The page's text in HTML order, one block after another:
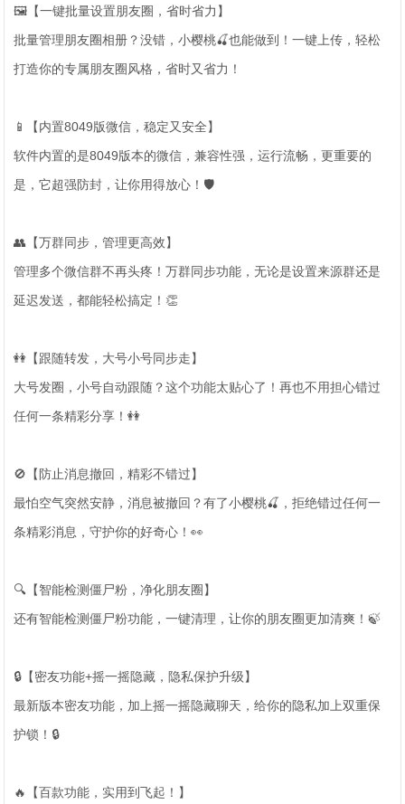
🖼️【一键批量设置朋友圈，省时省力】
批量管理朋友圈相册？没错，小樱桃🍒也能做到！一键上传，轻松
打造你的专属朋友圈风格，省时又省力！
📱【内置8049版微信，稳定又安全】
软件内置的是8049版本的微信，兼容性强，运行流畅，更重要的
是，它超强防封，让你用得放心！🛡️
👥【万群同步，管理更高效】
管理多个微信群不再头疼！万群同步功能，无论是设置来源群还是
延迟发送，都能轻松搞定！👏
👭【跟随转发，大号小号同步走】
大号发圈，小号自动跟随？这个功能太贴心了！再也不用担心错过
任何一条精彩分享！👭
🚫【防止消息撤回，精彩不错过】
最怕空气突然安静，消息被撤回？有了小樱桃🍒，拒绝错过任何一
条精彩消息，守护你的好奇心！👀
🔍【智能检测僵尸粉，净化朋友圈】
还有智能检测僵尸粉功能，一键清理，让你的朋友圈更加清爽！🍃
🔒【密友功能+摇一摇隐藏，隐私保护升级】
最新版本密友功能，加上摇一摇隐藏聊天，给你的隐私加上双重保
护锁！🔒
🔥【百款功能，实用到飞起！】